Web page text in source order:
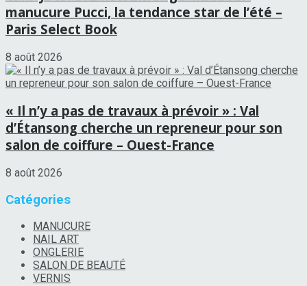
manucure Pucci, la tendance star de l’été –
Paris Select Book
8 août 2026
« Il n’y a pas de travaux à prévoir » : Val
d’Étansong cherche un repreneur pour son
salon de coiffure – Ouest-France
8 août 2026
Catégories
MANUCURE
NAIL ART
ONGLERIE
SALON DE BEAUTÉ
VERNIS